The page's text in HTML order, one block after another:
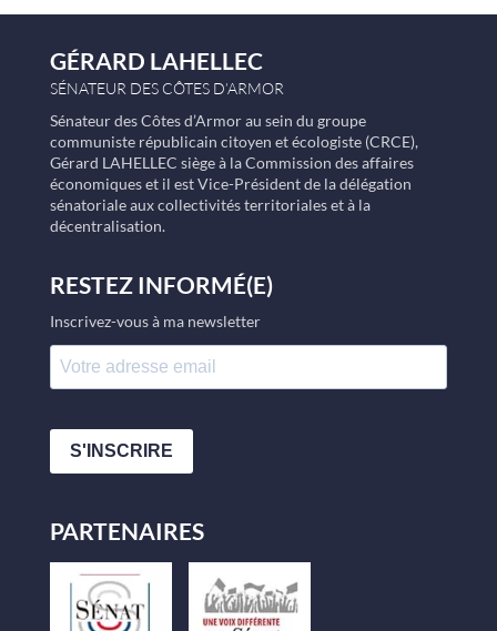
GÉRARD LAHELLEC
SÉNATEUR DES CÔTES D’ARMOR
Sénateur des Côtes d’Armor au sein du groupe
communiste républicain citoyen et écologiste (CRCE),
Gérard LAHELLEC siège à la Commission des affaires
économiques et il est Vice-Président de la délégation
sénatoriale aux collectivités territoriales et à la
décentralisation.
RESTEZ INFORMÉ(E)
Inscrivez-vous à ma newsletter
S'INSCRIRE
PARTENAIRES